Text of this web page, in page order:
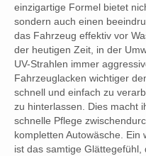
einzigartige Formel bietet
sondern auch einen
das Fahrzeug effektiv vor
der heutigen Zeit, in der
UV-Strahlen immer
Fahrzeuglacken wichtiger
schnell und einfach zu
zu hinterlassen. Dies macht
schnelle Pflege
kompletten Autowäsche.
ist das samtige